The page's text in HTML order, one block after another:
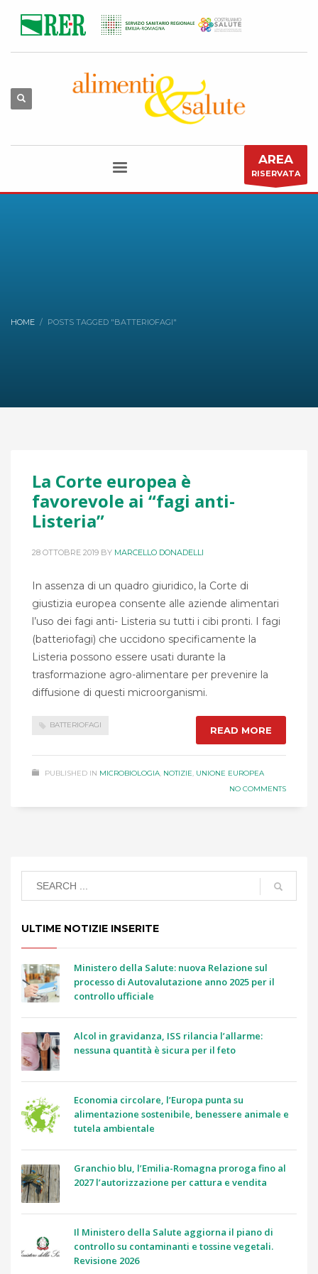
AREA
RISERVATA
HOME POSTS TAGGED "BATTERIOFAGI"
La Corte europea è
favorevole ai “fagi anti-
Listeria”
28 OTTOBRE 2019 BY MARCELLO DONADELLI
In assenza di un quadro giuridico, la Corte di
giustizia europea consente alle aziende alimentari
l’uso dei fagi anti- Listeria su tutti i cibi pronti. I fagi
(batteriofagi) che uccidono specificamente la
Listeria possono essere usati durante la
trasformazione agro-alimentare per prevenire la
diffusione di questi microorganismi.
BATTERIOFAGI READ MORE
PUBLISHED IN MICROBIOLOGIA, NOTIZIE, UNIONE EUROPEA
NO COMMENTS
ULTIME NOTIZIE INSERITE
Ministero della Salute: nuova Relazione sul
processo di Autovalutazione anno 2025 per il
controllo ufficiale
Alcol in gravidanza, ISS rilancia l’allarme:
nessuna quantità è sicura per il feto
Economia circolare, l’Europa punta su
alimentazione sostenibile, benessere animale e
tutela ambientale
Granchio blu, l’Emilia-Romagna proroga fino al
2027 l’autorizzazione per cattura e vendita
Il Ministero della Salute aggiorna il piano di
controllo su contaminanti e tossine vegetali.
Revisione 2026